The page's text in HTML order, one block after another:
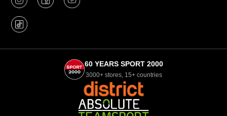
60 YEARS SPORT 2000
3000+ stores, 15+ countries